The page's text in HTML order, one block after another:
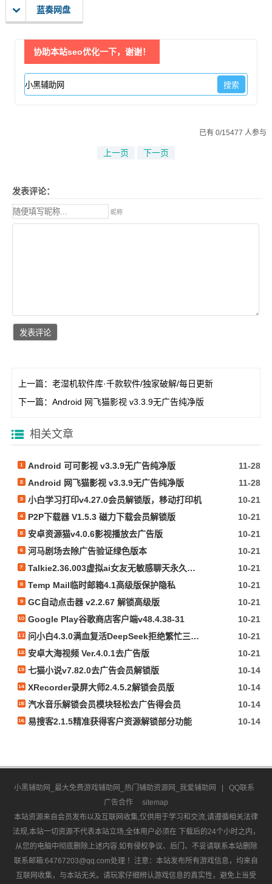
蓝奏网盘
协助本站seo优化一下，谢谢！
已有 0/15477 人参与
上一页 下一页
发表评论：
昵称
上一篇： 老湿机软件库·千款软件/独家破解/每日更新
下一篇： Android 网飞猫影视 v3.3.9无广告纯净版
相关文章
Android 可可影视 v3.3.9无广告纯净版
11-28
Android 网飞猫影视 v3.3.9无广告纯净版
11-28
小白学习打印v4.27.0会员解锁版，移动打印机
10-21
P2P下载器 V1.5.3 磁力下载会员解锁版
10-21
安卓资源猫v4.0.6影视播放去广告版
10-21
河马剧场去除广告验证绿色版本
10-21
Talkie2.36.003虚拟ai女友无敏感聊天永久记忆多角色
10-21
Temp Mail临时邮箱4.1高级版保护隐私
10-21
GC自动点击器 v2.2.67 解锁高级版
10-21
Google Play谷歌商店客户端v48.4.38-31
10-21
问小白4.3.0满血复活DeepSeek拒绝繁忙三端通用
10-21
安卓大海视频 Ver.4.0.1去广告版
10-21
七猫小说v7.82.0去广告会员解锁版
10-14
XRecorder录屏大师2.4.5.2解锁会员版
10-14
汽水音乐解锁会员模块轻松去广告得会员
10-14
易搜客2.1.5精准获得客户资源解锁部分功能
10-14
小黑辅助网_最大免费游戏辅助网_热门辅助资源网_我爱辅助网
QQ联系
广告合作
sitemap
本站资源来自会员发布以及互联网收集,仅供用于学习和交流,请遵循相关法律
法规,本站一切资源不代表本站立场,全体用户必须在 下载后的24个小时之内，
从您的电脑中彻底删除上述内容.如有侵权争议、后门、不妥请联系本站删除
联系邮箱:64767203@qq.com处理 ！注意：本站发布所有游戏信息，均来自
互联网收集，与本站无关。请玩家仔细辨认游戏信息的真实性，避免上当受